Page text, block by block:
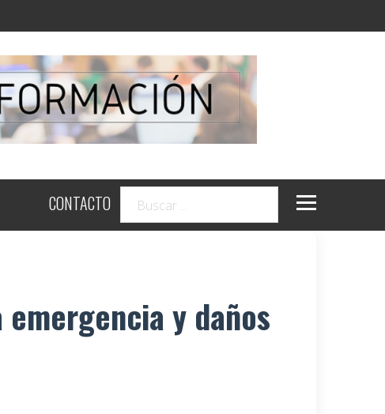
CONTACTO
y daños